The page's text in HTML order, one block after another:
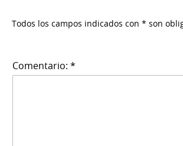
Todos los campos indicados con * son
Comentario: *